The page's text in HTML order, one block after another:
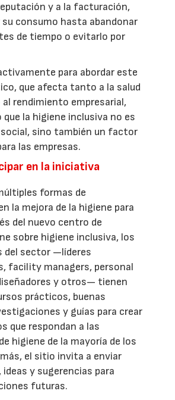
y a la facturación,
su consumo hasta abandonar
de tiempo o evitarlo por
para abordar este
que afecta tanto a la salud
rendimiento empresarial,
la higiene inclusiva no es
sino también un factor
las empresas.
en la iniciativa
formas de
la mejora de la higiene para
del nuevo centro de
sobre higiene inclusiva, los
del sector —líderes
facility managers, personal
y otros— tienen
prácticos, buenas
y guías para crear
que respondan a las
higiene de la mayoría de los
el sitio invita a enviar
y sugerencias para
futuras.